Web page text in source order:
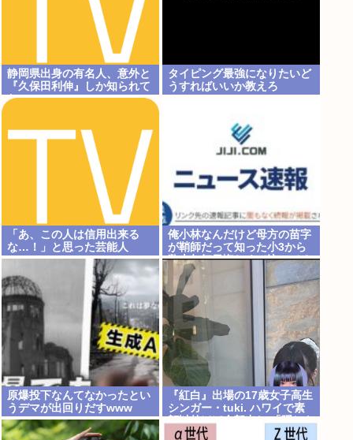
静岡県出身の有名人、意外と
『久保田利伸』しか知られて
ない
タイピング最強になりたいど
うすればいいか教えろ
「あ、この人は信用出来る
な…！」と思った芸能人
www
俺小林なんだけど母方の苗字
が鞘師だって知った小3から
数十年毎日悔しくて泣いてる
原爆投下なんてなかったとい
うデマが出回りだすwww
『紅白』出場の17歳女子高生
シンガー・tuki. ハワイで素
顔以外ほぼ全部出し 「隠しき
れない美貌」とSNSざわつく